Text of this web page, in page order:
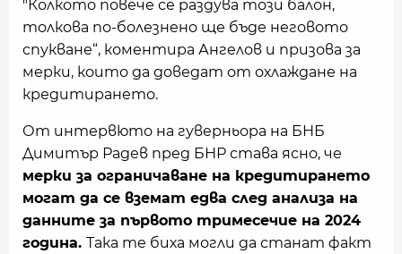
"Колкото повече се раздува този балон,
толкова по-болезнено ще бъде неговото
спукване“, коментира Ангелов и призова за
мерки, които да доведат от охлаждане на
кредитирането.
От интервюто на гуверньора на БНБ
Димитър Радев пред БНР става ясно, че
мерки за ограничаване на кредитирането
могат да се вземат едва след анализа на
данните за първото тримесечие на 2024
година. Така те биха могли да станат факт